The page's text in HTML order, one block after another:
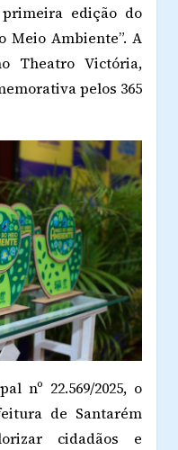
edição do
Meio Ambiente”. A
Theatro Victória,
pelos 365
nº 22.569/2025, o
de Santarém
cidadãos e